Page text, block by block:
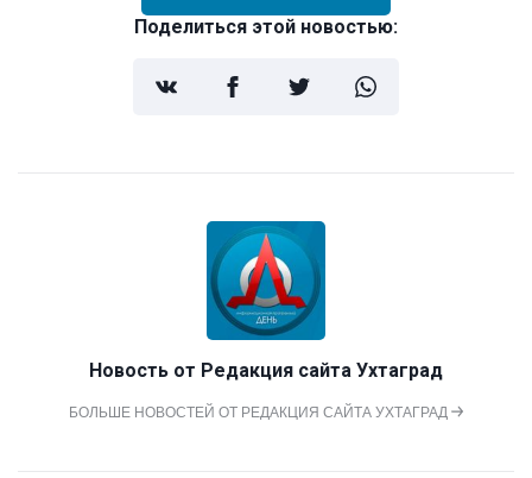
Поделиться этой новостью:
Новость от Редакция сайта Ухтаград
БОЛЬШЕ НОВОСТЕЙ ОТ РЕДАКЦИЯ САЙТА УХТАГРАД